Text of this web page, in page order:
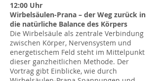
​12:00 Uhr
Wirbelsäulen-Prana – der Weg zurück in
die natürliche Balance des Körpers
Die Wirbelsäule als zentrale Verbindung
zwischen Körper, Nervensystem und
energetischem Feld steht im Mittelpunkt
dieser ganzheitlichen Methode. Der
Vortrag gibt Einblicke, wie durch